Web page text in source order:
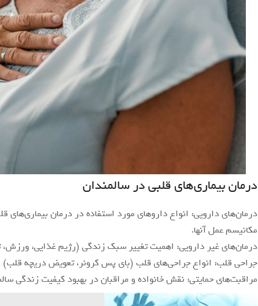
درمان بیماری‌های قلبی در سالمندان
مکانیسم عمل آنها.
درمان‌های غیر دارویی: اهمیت تغییر سبک زندگی (رژیم غذایی،
جراحی قلب: انواع جراحی‌های قلب (بای پس کرونر، تعویض دریچه قلب) و
مراقبت‌های حمایتی: نقش خانواده و مراقبان در بهبود کیفیت زندگی